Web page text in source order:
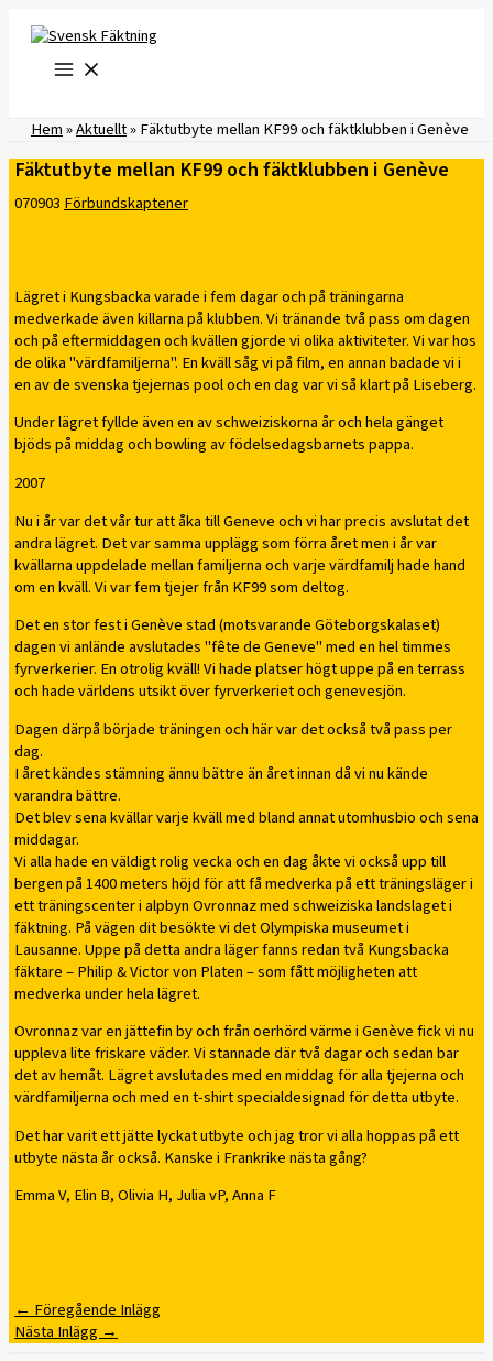
innehåll
Hem»Aktuellt»Fäktutbyte mellan KF99 och fäktklubben i Genève
Fäktutbyte mellan KF99 och fäktklubben i Genève
070903Förbundskaptener
Lägret i Kungsbacka varade i fem dagar och på träningarna
medverkade även killarna på klubben. Vi tränande två pass om dagen
och på eftermiddagen och kvällen gjorde vi olika aktiviteter. Vi var hos
de olika "värdfamiljerna". En kväll såg vi på film, en annan badade vi i
en av de svenska tjejernas pool och en dag var vi så klart på Liseberg.
Under lägret fyllde även en av schweiziskorna år och hela gänget
bjöds på middag och bowling av födelsedagsbarnets pappa.
2007
Nu i år var det vår tur att åka till Geneve och vi har precis avslutat det
andra lägret. Det var samma upplägg som förra året men i år var
kvällarna uppdelade mellan familjerna och varje värdfamilj hade hand
om en kväll. Vi var fem tjejer från KF99 som deltog.
Det en stor fest i Genève stad (motsvarande Göteborgskalaset)
dagen vi anlände avslutades "fête de Geneve" med en hel timmes
fyrverkerier. En otrolig kväll! Vi hade platser högt uppe på en terrass
och hade världens utsikt över fyrverkeriet och genevesjön.
Dagen därpå började träningen och här var det också två pass per
dag.
I året kändes stämning ännu bättre än året innan då vi nu kände
varandra bättre.
Det blev sena kvällar varje kväll med bland annat utomhusbio och sena
middagar.
Vi alla hade en väldigt rolig vecka och en dag åkte vi också upp till
bergen på 1400 meters höjd för att få medverka på ett träningsläger i
ett träningscenter i alpbyn Ovronnaz med schweiziska landslaget i
fäktning. På vägen dit besökte vi det Olympiska museumet i
Lausanne. Uppe på detta andra läger fanns redan två Kungsbacka
fäktare – Philip & Victor von Platen – som fått möjligheten att
medverka under hela lägret.
Ovronnaz var en jättefin by och från oerhörd värme i Genève fick vi nu
uppleva lite friskare väder. Vi stannade där två dagar och sedan bar
det av hemåt. Lägret avslutades med en middag för alla tjejerna och
värdfamiljerna och med en t-shirt specialdesignad för detta utbyte.
Det har varit ett jätte lyckat utbyte och jag tror vi alla hoppas på ett
utbyte nästa år också. Kanske i Frankrike nästa gång?
Emma V, Elin B, Olivia H, Julia vP, Anna F
←Föregående Inlägg
Nästa Inlägg→